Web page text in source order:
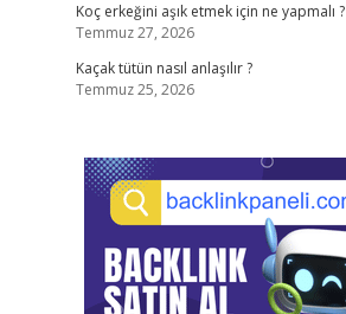
Koç erkeğini aşık etmek için ne yapmalı ?
Temmuz 27, 2026
Kaçak tütün nasıl anlaşılır ?
Temmuz 25, 2026